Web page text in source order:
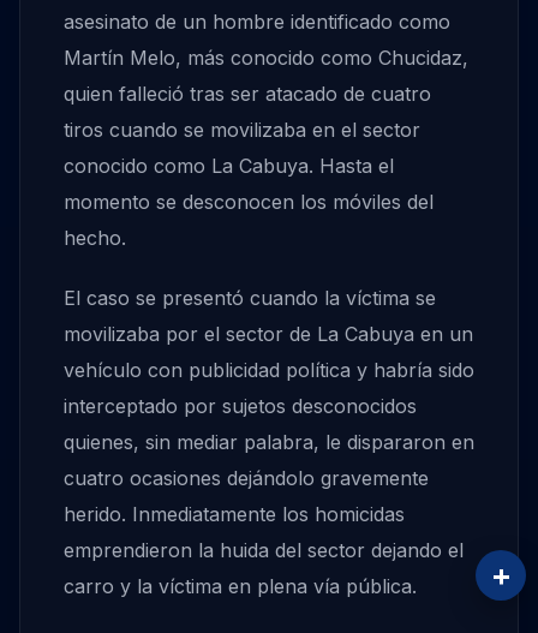
asesinato de un hombre identificado como
Martín Melo, más conocido como Chucidaz,
quien falleció tras ser atacado de cuatro
tiros cuando se movilizaba en el sector
conocido como La Cabuya. Hasta el
momento se desconocen los móviles del
hecho.
El caso se presentó cuando la víctima se
movilizaba por el sector de La Cabuya en un
vehículo con publicidad política y habría sido
interceptado por sujetos desconocidos
quienes, sin mediar palabra, le dispararon en
cuatro ocasiones dejándolo gravemente
herido. Inmediatamente los homicidas
emprendieron la huida del sector dejando el
carro y la víctima en plena vía pública.
+